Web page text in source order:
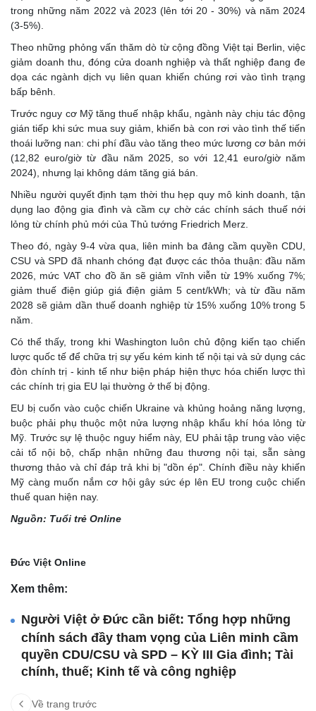
trong những năm 2022 và 2023 (lên tới 20 - 30%) và năm 2024
(3-5%).
Theo những phỏng vấn thăm dò từ cộng đồng Việt tại Berlin, việc
giảm doanh thu, đóng cửa doanh nghiệp và thất nghiệp đang đe
dọa các ngành dịch vụ liên quan khiến chúng rơi vào tình trạng
bấp bênh.
Trước nguy cơ Mỹ tăng thuế nhập khẩu, ngành này chịu tác động
gián tiếp khi sức mua suy giảm, khiến bà con rơi vào tình thế tiến
thoái lưỡng nan: chi phí đầu vào tăng theo mức lương cơ bản mới
(12,82 euro/giờ từ đầu năm 2025, so với 12,41 euro/giờ năm
2024), nhưng lại không dám tăng giá bán.
Nhiều người quyết định tạm thời thu hẹp quy mô kinh doanh, tận
dụng lao động gia đình và cầm cự chờ các chính sách thuế nới
lỏng từ chính phủ mới của Thủ tướng Friedrich Merz.
Theo đó, ngày 9-4 vừa qua, liên minh ba đảng cầm quyền CDU,
CSU và SPD đã nhanh chóng đạt được các thỏa thuận: đầu năm
2026, mức VAT cho đồ ăn sẽ giảm vĩnh viễn từ 19% xuống 7%;
giảm thuế điện giúp giá điện giảm 5 cent/kWh; và từ đầu năm
2028 sẽ giảm dần thuế doanh nghiệp từ 15% xuống 10% trong 5
năm.
Có thể thấy, trong khi Washington luôn chủ động kiến tạo chiến
lược quốc tế để chữa trị sự yếu kém kinh tế nội tại và sử dụng các
đòn chính trị - kinh tế như biện pháp hiện thực hóa chiến lược thì
các chính trị gia EU lại thường ở thế bị động.
EU bị cuốn vào cuộc chiến Ukraine và khủng hoảng năng lượng,
buộc phải phụ thuộc một nửa lượng nhập khẩu khí hóa lỏng từ
Mỹ. Trước sự lệ thuộc nguy hiểm này, EU phải tập trung vào việc
cải tổ nội bộ, chấp nhận những đau thương nội tại, sẵn sàng
thương thảo và chỉ đáp trả khi bị "dồn ép". Chính điều này khiến
Mỹ càng muốn nắm cơ hội gây sức ép lên EU trong cuộc chiến
thuế quan hiện nay.
Nguồn: Tuổi trẻ Online
Đức Việt Online
Xem thêm:
Người Việt ở Đức cần biết: Tổng hợp những
chính sách đầy tham vọng của Liên minh cầm
quyền CDU/CSU và SPD – KỲ III Gia đình; Tài
chính, thuế; Kinh tế và công nghiệp
Về trang trước